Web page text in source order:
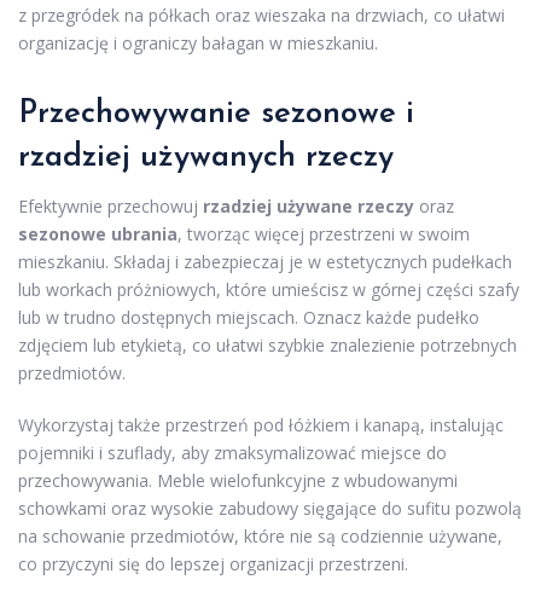
z przegródek na półkach oraz wieszaka na drzwiach, co ułatwi
organizację i ograniczy bałagan w mieszkaniu.
Przechowywanie sezonowe i
rzadziej używanych rzeczy
Efektywnie przechowuj rzadziej używane rzeczy oraz
sezonowe ubrania, tworząc więcej przestrzeni w swoim
mieszkaniu. Składaj i zabezpieczaj je w estetycznych pudełkach
lub workach próżniowych, które umieścisz w górnej części szafy
lub w trudno dostępnych miejscach. Oznacz każde pudełko
zdjęciem lub etykietą, co ułatwi szybkie znalezienie potrzebnych
przedmiotów.
Wykorzystaj także przestrzeń pod łóżkiem i kanapą, instalując
pojemniki i szuflady, aby zmaksymalizować miejsce do
przechowywania. Meble wielofunkcyjne z wbudowanymi
schowkami oraz wysokie zabudowy sięgające do sufitu pozwolą
na schowanie przedmiotów, które nie są codziennie używane,
co przyczyni się do lepszej organizacji przestrzeni.